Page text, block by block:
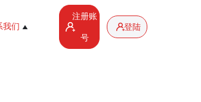
我们
注册账
号
登陆